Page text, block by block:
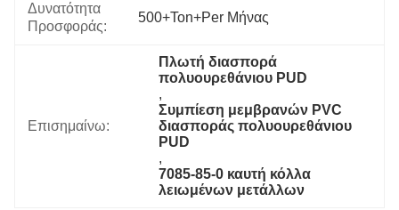
Δυνατότητα
Προσφοράς:
500+Ton+per Μήνας
Επισημαίνω:
Πλωτή διασπορά
πολυουρεθάνιου PUD
,
Συμπίεση μεμβρανών PVC
διασποράς πολυουρεθάνιου
PUD
,
7085-85-0 καυτή κόλλα
λειωμένων μετάλλων